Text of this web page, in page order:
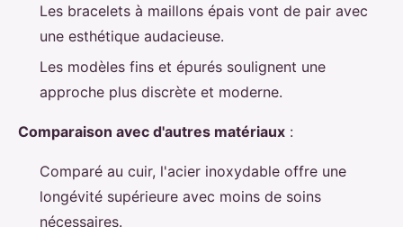
Les bracelets à maillons épais vont de pair avec
une esthétique audacieuse.
Les modèles fins et épurés soulignent une
approche plus discrète et moderne.
Comparaison avec d'autres matériaux :
Comparé au cuir, l'acier inoxydable offre une
longévité supérieure avec moins de soins
nécessaires.